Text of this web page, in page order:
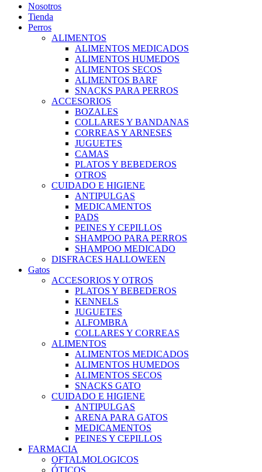
Nosotros
Tienda
Perros
ALIMENTOS
ALIMENTOS MEDICADOS
ALIMENTOS HUMEDOS
ALIMENTOS SECOS
ALIMENTOS BARF
SNACKS PARA PERROS
ACCESORIOS
BOZALES
COLLARES Y BANDANAS
CORREAS Y ARNESES
JUGUETES
CAMAS
PLATOS Y BEBEDEROS
OTROS
CUIDADO E HIGIENE
ANTIPULGAS
MEDICAMENTOS
PADS
PEINES Y CEPILLOS
SHAMPOO PARA PERROS
SHAMPOO MEDICADO
DISFRACES HALLOWEEN
Gatos
ACCESORIOS Y OTROS
PLATOS Y BEBEDEROS
KENNELS
JUGUETES
ALFOMBRA
COLLARES Y CORREAS
ALIMENTOS
ALIMENTOS MEDICADOS
ALIMENTOS HUMEDOS
ALIMENTOS SECOS
SNACKS GATO
CUIDADO E HIGIENE
ANTIPULGAS
ARENA PARA GATOS
MEDICAMENTOS
PEINES Y CEPILLOS
FARMACIA
OFTALMOLOGICOS
ÓTICOS